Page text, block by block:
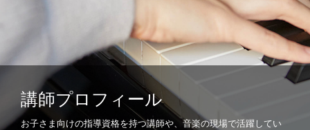
講師プロフィール
お子さま向けの指導資格を持つ講師や、音楽の現場で活躍してい